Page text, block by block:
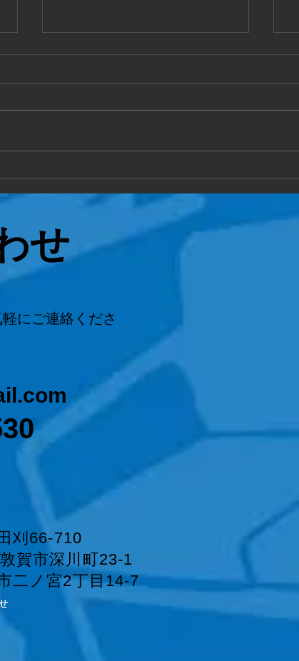
敦賀市
手作り物置の 解体処分もお任せ
せ
にご連絡くださ
刈66-710
賀市深川町23-1
二ノ宮2丁目14-7